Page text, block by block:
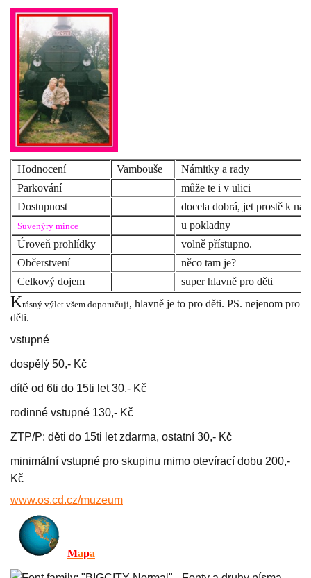
Hodnocení Vambouše
Námitky a rady
Parkování
může te i v ulici
Dostupnost
docela dobrá, jet prostě k
Suvenýry mince
u pokladny
Úroveň prohlídky
volně přístupno.
Občerstvení
něco tam je?
Celkový dojem
super hlavně pro děti
Krásný výlet všem doporučuji, hlavně je to pro děti. PS. nejenom pro
děti.
vstupné
dospělý 50,- Kč
dítě od 6ti do 15ti let 30,- Kč
rodinné vstupné 130,- Kč
ZTP/P: děti do 15ti let zdarma, ostatní 30,- Kč
minimální vstupné pro skupinu mimo otevírací dobu 200,-
Kč
www.os.cd.cz/muzeum
Mapa